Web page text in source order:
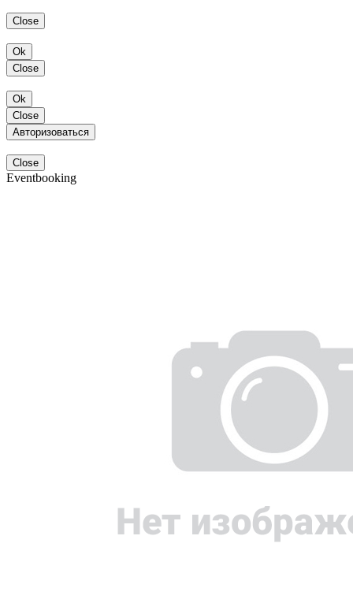
Close
Ok
Close
Ok
Close
Авторизоваться
Close
Eventbooking